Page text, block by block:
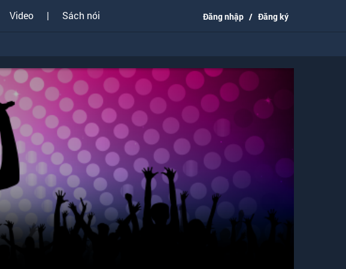
Video | Sách nói Đăng nhập / Đăng ký